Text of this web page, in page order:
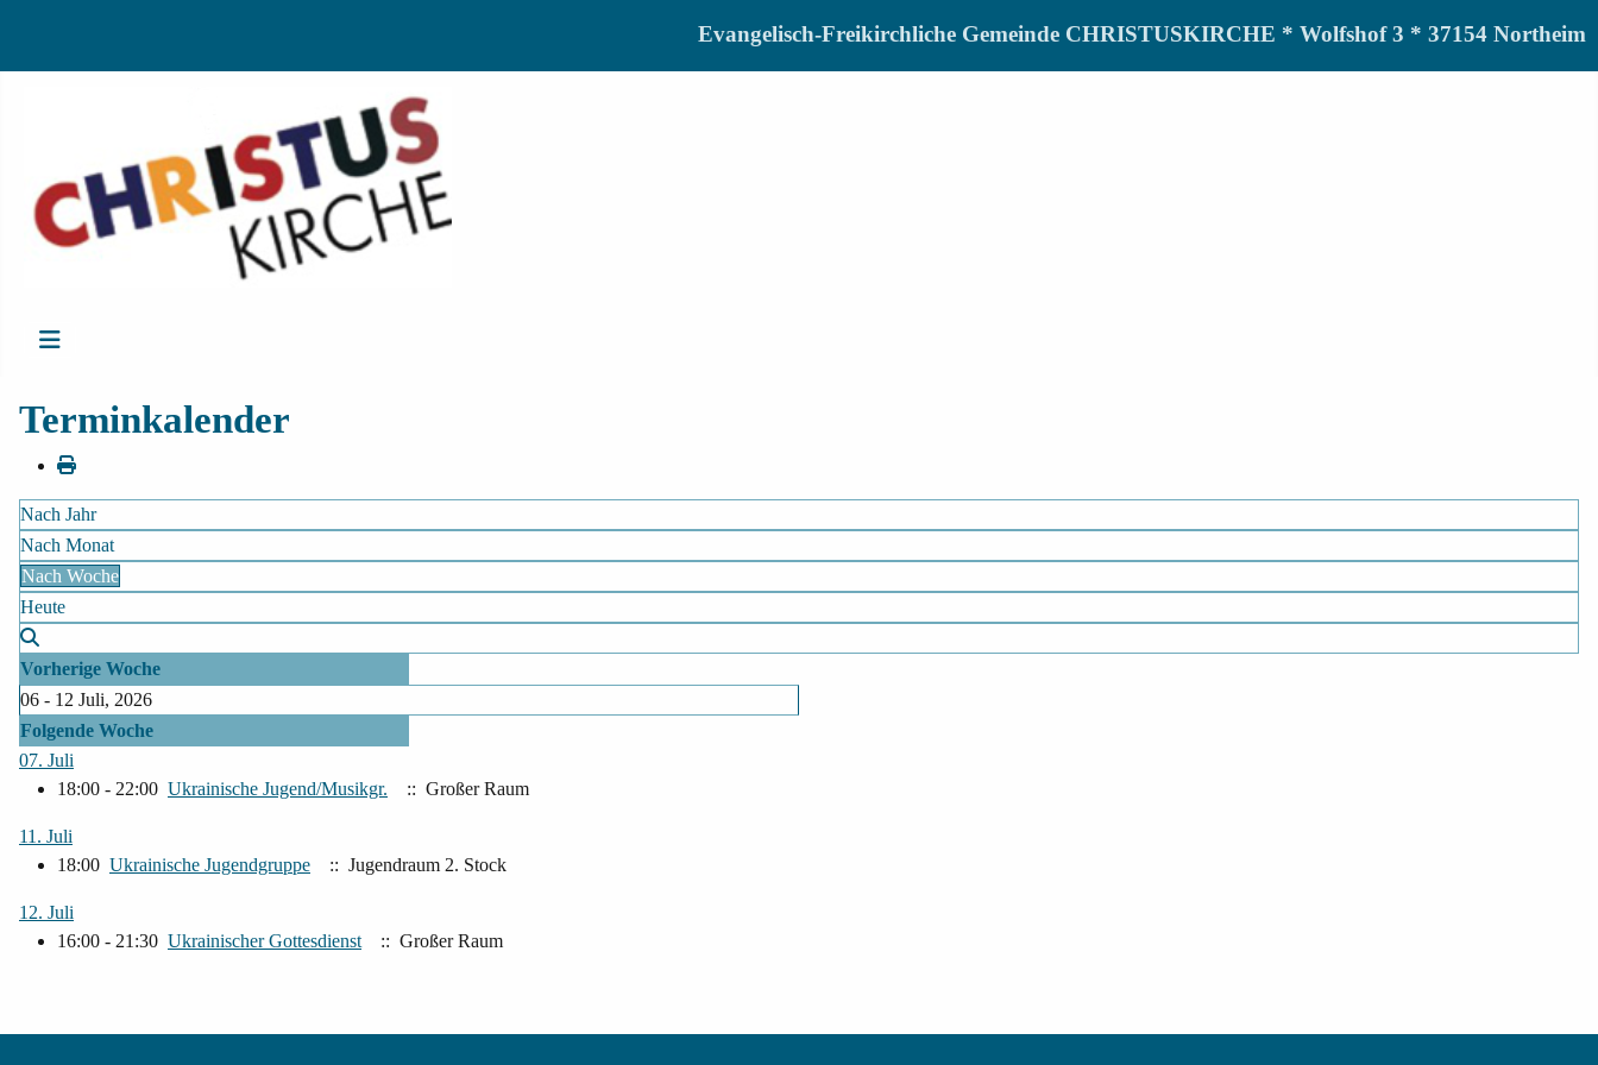
Evangelisch-Freikirchliche Gemeinde CHRISTUSKIRCHE * Wolfshof 3 * 37154 Northeim
Terminkalender
Nach Jahr
Nach Monat
Nach Woche
Heute
Vorherige Woche
06 - 12 Juli, 2026
Folgende Woche
07. Juli
18:00 - 22:00 Ukrainische Jugend/Musikgr. :: Großer Raum
11. Juli
18:00 Ukrainische Jugendgruppe :: Jugendraum 2. Stock
12. Juli
16:00 - 21:30 Ukrainischer Gottesdienst :: Großer Raum